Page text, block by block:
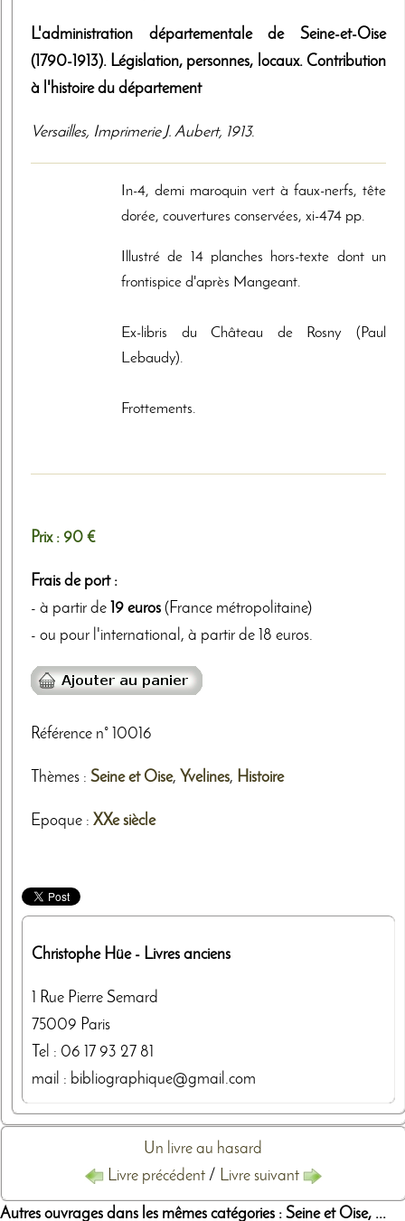
L'administration départementale de Seine-et-Oise
(1790-1913). Législation, personnes, locaux. Contribution
à l'histoire du département
Versailles, Imprimerie J. Aubert, 1913.
In-4, demi maroquin vert à faux-nerfs, tête
dorée, couvertures conservées, xi-474 pp.
Illustré de 14 planches hors-texte dont un
frontispice d'après Mangeant.
Ex-libris du Château de Rosny (Paul
Lebaudy).
Frottements.
Prix : 90 €
Frais de port :
- à partir de 19 euros (France métropolitaine)
- ou pour l'international, à partir de 18 euros.
Référence n° 10016
Thèmes : Seine et Oise, Yvelines, Histoire
Epoque : XXe siècle
Christophe Hüe- Livres anciens
1 Rue Pierre Semard
75009 Paris
Tel : 06 17 93 27 81
mail : bibliographique@gmail.com
Un livre au hasard
Livre précédent / Livre suivant
Autres ouvrages dans les mêmes catégories : Seine et Oise, ...